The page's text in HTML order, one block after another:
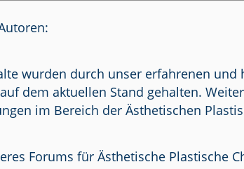
wurden durch unser erfahrenen und
dem aktuellen Stand gehalten.
im Bereich der Ästhetischen
Forums für Ästhetische Plastische